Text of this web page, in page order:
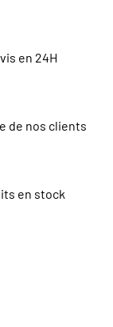
en 24H
de nos clients
en stock